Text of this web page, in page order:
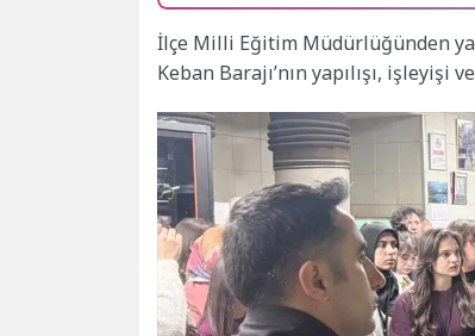
İlçe Milli Eğitim Müdürlüğünden
Keban Barajı’nın yapılışı,